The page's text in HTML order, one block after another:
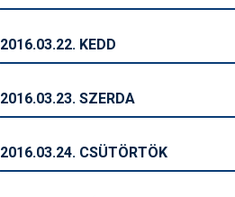
2016.03.22. KEDD
2016.03.23. SZERDA
2016.03.24. CSÜTÖRTÖK